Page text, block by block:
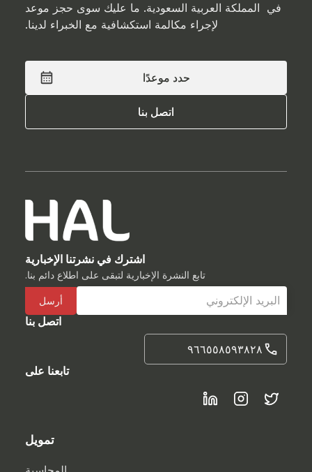
في المملكة العربية السعودية. ما عليك سوى حجز موعد
لإجراء مكالمة استكشافية مع الخبراء لدينا.
حدد موعدًا
حدد موعدًا
اتصل بنا
اتصل بنا
اشترك في نشرتنا الإخبارية
تابع النشرة الإخبارية لتبقى على اطلاع دائم بنا.
اتصل بنا
٩٦٦٥٥٨٥٩٣٨٢٨
تابعنا على
تمويل